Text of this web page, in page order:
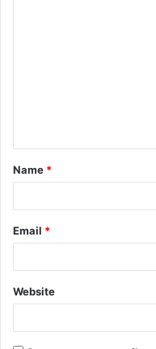
Name *
Email *
Website